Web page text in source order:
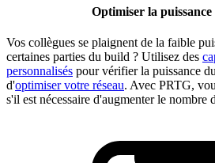
Optimiser la
Vos collègues se plaignent de la faible
certaines parties du build ? Utilisez des
personnalisés pour vérifier la puissance
d'optimiser votre réseau. Avec PRTG,
s'il est nécessaire d'augmenter le nombre